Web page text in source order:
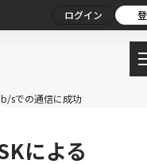
ログイン
sでの通信に成功
による